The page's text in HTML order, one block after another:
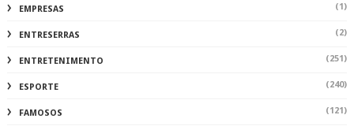
EMPRESAS (1)
ENTRESERRAS (2)
ENTRETENIMENTO (251)
ESPORTE (240)
FAMOSOS (121)